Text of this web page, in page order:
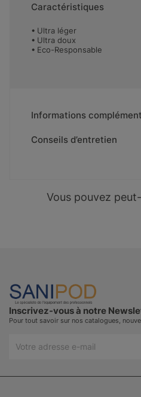
Caractéristiques
Ultra léger
Ultra doux
Eco-Responsable
Informations
Conseils d’entretien
Vous pouvez
Inscrivez-vous à notre
Pour tout savoir sur nos catalogues,